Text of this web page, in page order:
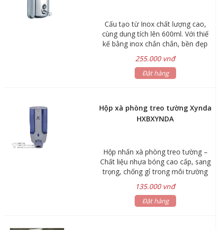
Cấu tạo từ Inox chất lượng cao,
cùng dung tích lên 600ml. Với thiế
kế bằng inox chắn chắn, bền đẹp
cho những nơi công cộng. được
kiểm soát xà phòng mỗi lần nhấn
255.000 vnđ
Đặt hàng
Hộp xà phòng treo tường Xynda
HXBXYNDA
Hộp nhấn xà phòng treo tường –
Chất liệu nhựa bóng cao cấp, sang
trọng, chống gỉ trong môi trường
khi sắp hết dung dịch nước rửa tay.
Chất liệu: nhựa cao cấp. Dung tích:
135.000 vnđ
Đặt hàng